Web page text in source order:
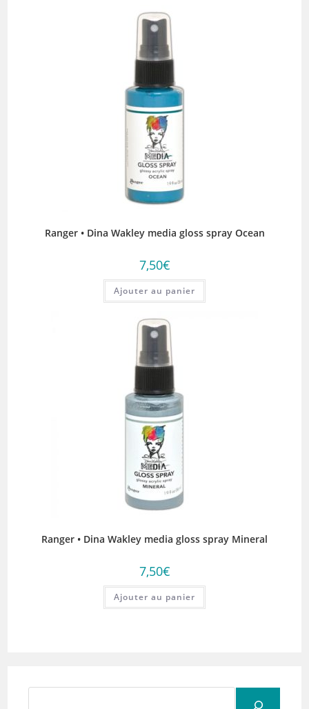
Ranger • Dina Wakley media gloss spray Ocean
7,50€
Ajouter au panier
Ranger • Dina Wakley media gloss spray Mineral
7,50€
Ajouter au panier